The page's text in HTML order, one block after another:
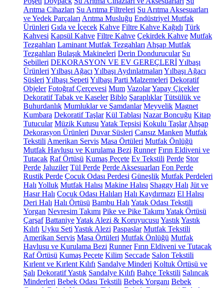
Arıtma Cihazları Su Arıtma Filtreleri Su Arıtma Aksesuarları
ve Yedek Parçaları Arıtma Musluğu Endüstriyel Mutfak
Ürünleri Gıda ve İçecek Kahve Filtre Kahve Kağıdı Türk
Kahvesi Kapsül Kahve Filtre Kahve Çekirdek Kahve Mutfak
Tezgahları Laminant Mutfak Tezgahları Ahşap Mutfak
Tezgahları Bulaşık Makineleri Derin Dondurucular Su
Sebilleri DEKORASYON VE EV GEREÇLERİYılbaşı
Ürünleri Yılbaşı Ağacı Yılbaşı Aydınlatmaları Yılbaşı Ağacı
Süsleri Yılbaşı Sepeti Yılbaşı Parti Malzemeleri Dekoratif
Objeler Fotoğraf Çerçevesi Mum VazolarYapay Çiçekler
Dekoratif Tabak ve Kaseler Biblo Şaraplıklar Tütsülük ve
Buhurdanlık Mumluklar ve Şamdanlar Meyvelik Magnet
Kumbara Dekoratif Taşlar Kül Tablası Nazar Boncuğu Kitap
Tutucular Müzik Kutusu Yatak Tepsisi Kokulu Taşlar Ahşap
Dekorasyon Ürünleri Duvar Süsleri Cansız Manken Mutfak
Tekstili Amerikan Servis Masa Örtüleri Mutfak Önlüğü
Mutfak Havlusu ve Kurulama Bezi Runner Fırın Eldiveni ve
Tutacak Raf Örtüsü Kumaş Peçete Ev Tekstili Perde Stor
Perde Jaluziler Tül Perde Perde Aksesuarları Fon Perde
Rustik Perde Çocuk Odası Perdesi Güneşlik Mutfak Perdeleri
Halı Yolluk Mutfak Halısı Makine Halısı Shaggy Halı Jüt ve
Hasır Halı Çocuk Odası Halıları Halı Kaydırmazı El Halısı
Deri Halı Halı Örtüsü Bambu Halı Yatak Odası Tekstili
Yorgan Nevresim Takımı Pike ve Pike Takımı Yatak Örtüsü
Çarşaf BattaniyeYatak Alezi & Koruyucusu YastıkYastık
Kılıfı Uyku Seti Yastık Alezi Paspaslar Mutfak Tekstili
Amerikan Servis Masa Örtüleri Mutfak Önlüğü Mutfak
Havlusu ve Kurulama Bezi Runner Fırın Eldiveni ve Tutacak
Raf Örtüsü Kumaş Peçete Kilim Seccade Salon Tekstili
Kırlent ve Kırlent Kılıfı Sandalye Minderi Koltuk Örtüsü ve
Şalı Dekoratif Yastık Sandalye Kılıfı Bahçe Tekstili Salıncak
Minderleri Bebek Odası Tekstili Bebek Yorganı Bebek